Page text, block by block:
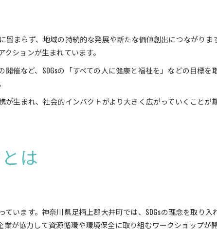
まらず、地域の持続的な発展や新たな価値創出につながりま
ションが生まれています。
催など、SDGsの「すべての人に健康と福祉を」などの目標を
生まれ、社会的インパクトがより大きく広がっていくことが
は
います。神奈川県足柄上郡大井町では、SDGsの理念を取り
が協力して資源循環や環境保全に取り組むワークショップが